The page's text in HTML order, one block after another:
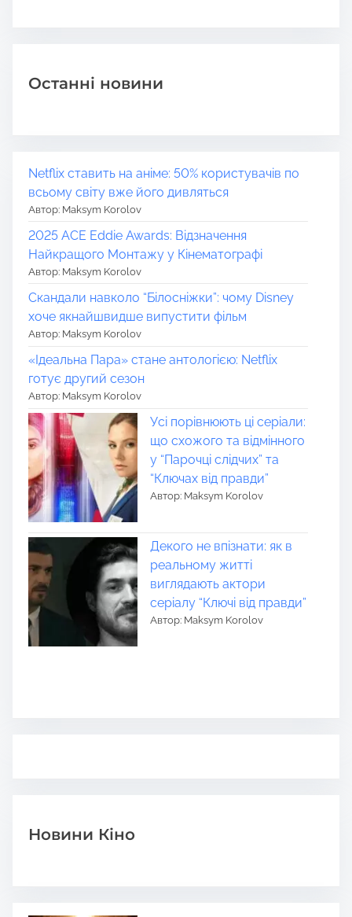
Останні новини
Netflix ставить на аніме: 50% користувачів по
всьому світу вже його дивляться
Автор: Maksym Korolov
2025 ACE Eddie Awards: Відзначення
Найкращого Монтажу у Кінематографі
Автор: Maksym Korolov
Скандали навколо “Білосніжки”: чому Disney
хоче якнайшвидше випустити фільм
Автор: Maksym Korolov
«Ідеальна Пара» стане антологією: Netflix
готує другий сезон
Автор: Maksym Korolov
Усі порівнюють ці серіали:
що схожого та відмінного
у “Парочці слідчих” та
“Ключах від правди”
Автор: Maksym Korolov
Декого не впізнати: як в
реальному житті
виглядають актори
серіалу “Ключі від правди”
Автор: Maksym Korolov
Новини Кіно